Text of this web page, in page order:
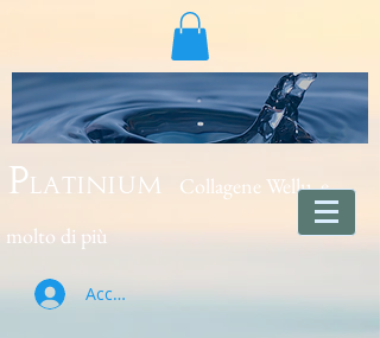
Platinium
Collagene Wellu e
molto di più
Accedi